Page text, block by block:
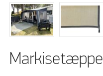
Markisetæppe